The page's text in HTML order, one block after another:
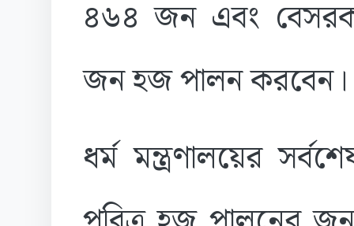
৪৬৪ জন এবং
জন হজ পালন করবেন।
ধর্ম মন্ত্রণালয়ের